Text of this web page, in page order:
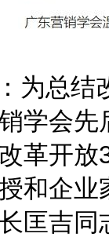
为总结
学会
革开放
和企业
匡吉同